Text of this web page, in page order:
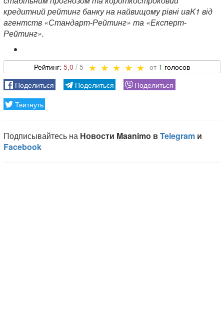
кредитний рейтинг банку на найвищому рівні uaK1 від
агентств «Стандарт-Рейтинг» та «Експерт-
Рейтинг».
5,0 1